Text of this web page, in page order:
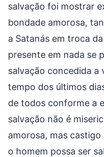
salvação foi mostrar
bondade amorosa,
a Satanás em troca
presente em nada se
salvação concedida a
tempo dos últimos
de todos conforme a
salvação não é
amorosa, mas
o homem possa ser